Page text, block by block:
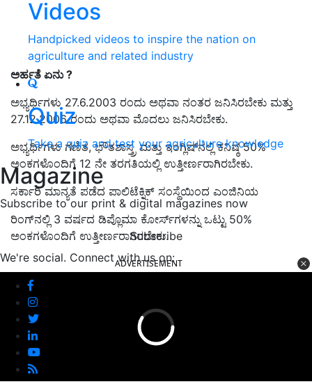
Videos
Handpicked videos to inspire the nation on
agriculture and related industry
Quiz
Take a quiz and test your agriculture knowledge
Magazine
Subscribe to our print & digital magazines now
Subscribe
We're social. Connect with us on:
ಅರ್ಹತೆ ಏನು ?
ಅಭ್ಯರ್ಥಿಗಳು 27.6.2003 ರಂದು ಅಥವಾ ನಂತರ ಜನಿಸಿರಬೇಕು ಮತ್ತು
27.12.2006 ರಂದು ಅಥವಾ ಮೊದಲು ಜನಿಸಿರಬೇಕು.
ಅಭ್ಯರ್ಥಿಗಳು ಗಣಿತ, ಭೌತಶಾಸ್ತ್ರ ಮತ್ತು ಇಂಗ್ಲಿಷ್‌ನಲ್ಲಿ ಕನಿಷ್ಠ 50%
ಅಂಕಗಳೊಂದಿಗೆ 12 ನೇ ತರಗತಿಯಲ್ಲಿ ಉತ್ತೀರ್ಣರಾಗಿರಬೇಕು.
ಸರ್ಕಾರಿ ಮಾನ್ಯತೆ ಪಡೆದ ಪಾಲಿಟೆಕ್ನಿಕ್ ಸಂಸ್ಥೆಯಿಂದ ಎಂಜಿನಿಯ
ರಿಂಗ್‌ನಲ್ಲಿ 3 ವರ್ಷದ ಡಿಪ್ಲೊಮಾ ಕೋರ್ಸ್‌ಗಳನ್ನು ಒಟ್ಟು 50%
ಅಂಕಗಳೊಂದಿಗೆ ಉತ್ತೀರ್ಣರಾಗಿರಬೇಕು.
ADVERTISEMENT